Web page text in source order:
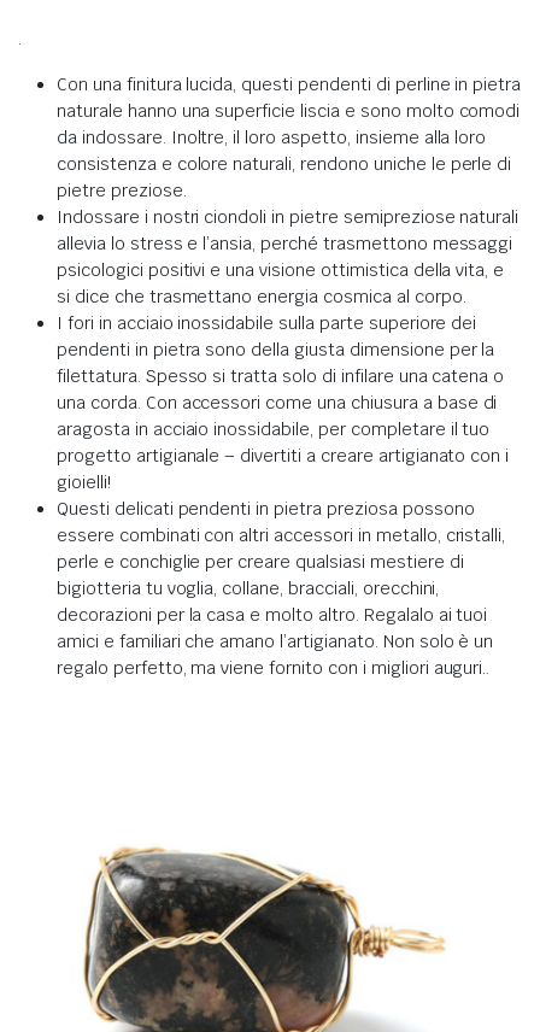
.
Con una finitura lucida, questi pendenti di perline in pietra
naturale hanno una superficie liscia e sono molto comodi
da indossare. Inoltre, il loro aspetto, insieme alla loro
consistenza e colore naturali, rendono uniche le perle di
pietre preziose.
Indossare i nostri ciondoli in pietre semipreziose naturali
allevia lo stress e l’ansia, perché trasmettono messaggi
psicologici positivi e una visione ottimistica della vita, e
si dice che trasmettano energia cosmica al corpo.
I fori in acciaio inossidabile sulla parte superiore dei
pendenti in pietra sono della giusta dimensione per la
filettatura. Spesso si tratta solo di infilare una catena o
una corda. Con accessori come una chiusura a base di
aragosta in acciaio inossidabile, per completare il tuo
progetto artigianale – divertiti a creare artigianato con i
gioielli!
Questi delicati pendenti in pietra preziosa possono
essere combinati con altri accessori in metallo, cristalli,
perle e conchiglie per creare qualsiasi mestiere di
bigiotteria tu voglia, collane, bracciali, orecchini,
decorazioni per la casa e molto altro. Regalalo ai tuoi
amici e familiari che amano l’artigianato. Non solo è un
regalo perfetto, ma viene fornito con i migliori auguri..